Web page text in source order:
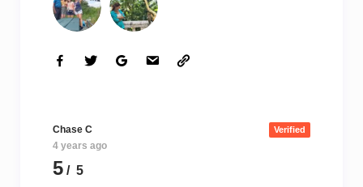
Chase C Verified
4 years ago
5 / 5